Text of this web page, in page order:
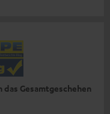
Gesamtgeschehen